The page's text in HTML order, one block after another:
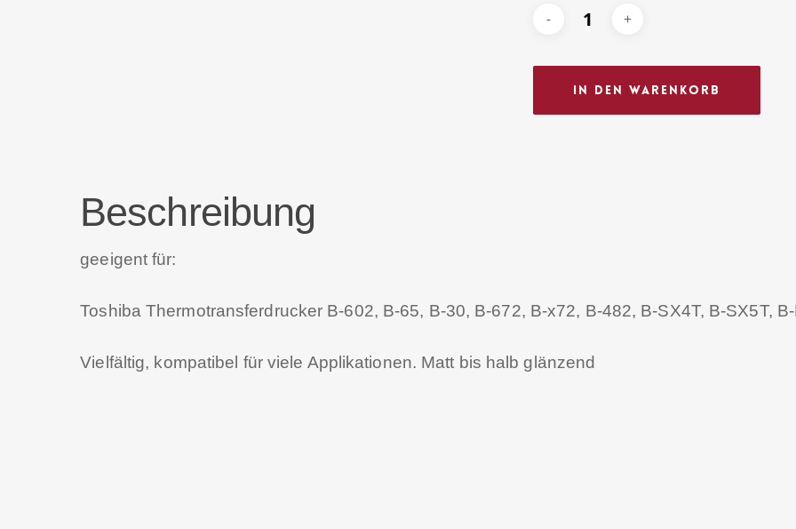
In Den Warenkorb
Beschreibung
geeigent für:
Toshiba Thermotransferdrucker B-602, B-65, B-30, B-672, B-x72, B-482, B-SX4T, B-SX5T,
Vielfältig, kompatibel für viele Applikationen. Matt bis halb glänzend